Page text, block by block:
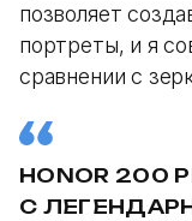
позволяет
портреты, и я
сравнении с
HONOR 200
С